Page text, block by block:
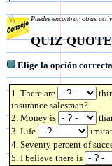
Puedes encontrar otras
QUIZ
Elige la opción
1. There are
insurance salesman?
2. Money is
3. Life
4. Seventy percent of
5. I believe there is